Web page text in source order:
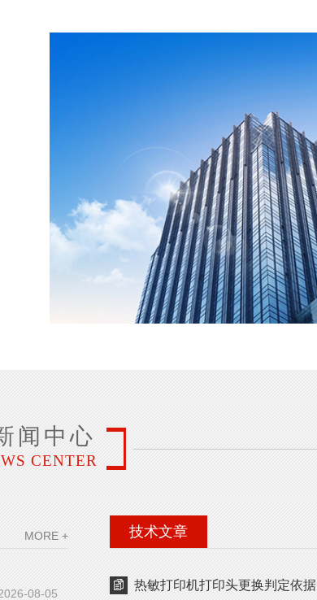
闻中心
CENTER
MORE +
08-05
技术文章
热敏打印机打印头更换判定依据